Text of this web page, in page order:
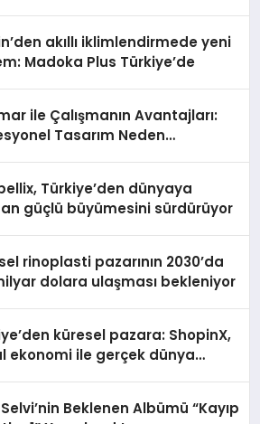
akıllı iklimlendirmede yeni
Madoka Plus Türkiye’de
ile Çalışmanın Avantajları:
Tasarım Neden
Türkiye’den dünyaya
güçlü büyümesini sürdürüyor
rinoplasti pazarının 2030’da
dolara ulaşması bekleniyor
küresel pazara: ShopinX,
ekonomi ile gerçek dünya
Beklenen Albümü “Kayıp